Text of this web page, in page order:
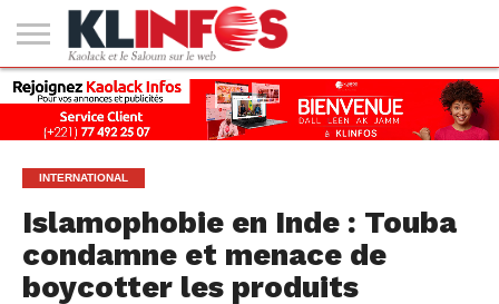
#2
(PAS
DE
TITRE)
KAOLACK
POLITIQUE
ECONOMIE
SOCIÉTÉ
CULTURE
PEOPLE
SPORT
SANTÉ
AFRIQUE
INTERNATIONAL
EMPLOI &
FORMATION
INTERNATIONAL
Islamophobie en Inde : Touba
condamne et menace de
boycotter les produits